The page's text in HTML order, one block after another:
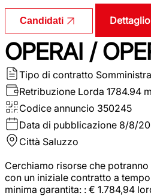
Candidati
OPERAI /
Tipo di contratto
Retribuzione Lorda 1784.94
Codice annuncio 350245
Data di pubblicazione 8/8/
Città Saluzzo
Cerchiamo risorse che
con un iniziale contratto a
minima garantita: : € 1.784,94